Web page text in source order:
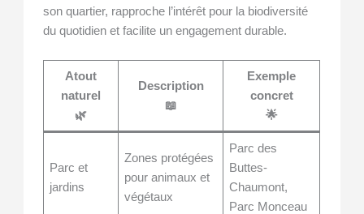
son quartier, rapproche l’intérêt pour la biodiversité
du quotidien et facilite un engagement durable.
Atout
naturel
🌿
Description
📖
Exemple
concret
🌟
Parc et
jardins
Zones protégées
pour animaux et
végétaux
Parc des
Buttes-
Chaumont,
Parc Monceau